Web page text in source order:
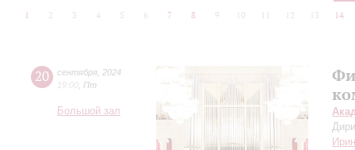
1 2 3 4 5 6 7 8 9 10 12 13 14
20 сентября 2024
19:00 Пт
Большой зал